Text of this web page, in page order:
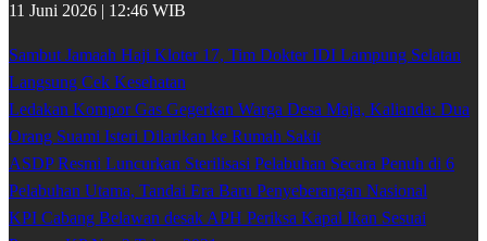
11 Juni 2026 | 12:46 WIB
Sambut Jamaah Haji Kloter 17, Tim Dokter IDI Lampung Selatan
Langsung Cek Kesehatan
Ledakan Kompor Gas Gegerkan Warga Desa Maja, Kalianda: Dua
Orang Suami Isteri Dilarikan ke Rumah Sakit
ASDP Resmi Luncurkan Sterilisasi Pelabuhan Secara Penuh di 6
Pelabuhan Utama, Tandai Era Baru Penyeberangan Nasional
KPI Cabang Belawan desak APH Periksa Kapal Ikan Sesuai